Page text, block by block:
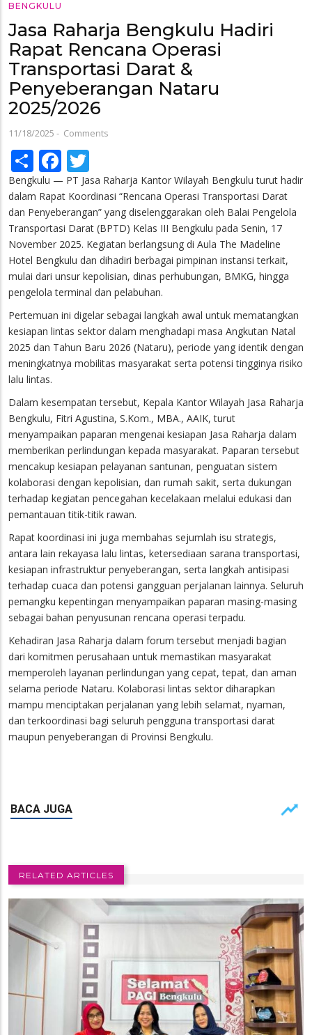
BENGKULU
Jasa Raharja Bengkulu Hadiri
Rapat Rencana Operasi
Transportasi Darat &
Penyeberangan Nataru
2025/2026
11/18/2025 - Comments
ShareFacebook
Bengkulu — PT Jasa Raharja Kantor Wilayah Bengkulu turut hadir
dalam Rapat Koordinasi “Rencana Operasi Transportasi Darat
dan Penyeberangan” yang diselenggarakan oleh Balai Pengelola
Transportasi Darat (BPTD) Kelas III Bengkulu pada Senin, 17
November 2025. Kegiatan berlangsung di Aula The Madeline
Hotel Bengkulu dan dihadiri berbagai pimpinan instansi terkait,
mulai dari unsur kepolisian, dinas perhubungan, BMKG, hingga
pengelola terminal dan pelabuhan.
Pertemuan ini digelar sebagai langkah awal untuk mematangkan
kesiapan lintas sektor dalam menghadapi masa Angkutan Natal
2025 dan Tahun Baru 2026 (Nataru), periode yang identik dengan
meningkatnya mobilitas masyarakat serta potensi tingginya risiko
lalu lintas.
Dalam kesempatan tersebut, Kepala Kantor Wilayah Jasa Raharja
Bengkulu, Fitri Agustina, S.Kom., MBA., AAIK, turut
menyampaikan paparan mengenai kesiapan Jasa Raharja dalam
memberikan perlindungan kepada masyarakat. Paparan tersebut
mencakup kesiapan pelayanan santunan, penguatan sistem
kolaborasi dengan kepolisian, dan rumah sakit, serta dukungan
terhadap kegiatan pencegahan kecelakaan melalui edukasi dan
pemantauan titik-titik rawan.
Rapat koordinasi ini juga membahas sejumlah isu strategis,
antara lain rekayasa lalu lintas, ketersediaan sarana transportasi,
kesiapan infrastruktur penyeberangan, serta langkah antisipasi
terhadap cuaca dan potensi gangguan perjalanan lainnya. Seluruh
pemangku kepentingan menyampaikan paparan masing-masing
sebagai bahan penyusunan rencana operasi terpadu.
Kehadiran Jasa Raharja dalam forum tersebut menjadi bagian
dari komitmen perusahaan untuk memastikan masyarakat
memperoleh layanan perlindungan yang cepat, tepat, dan aman
selama periode Nataru. Kolaborasi lintas sektor diharapkan
mampu menciptakan perjalanan yang lebih selamat, nyaman,
dan terkoordinasi bagi seluruh pengguna transportasi darat
maupun penyeberangan di Provinsi Bengkulu.
RELATED ARTICLES